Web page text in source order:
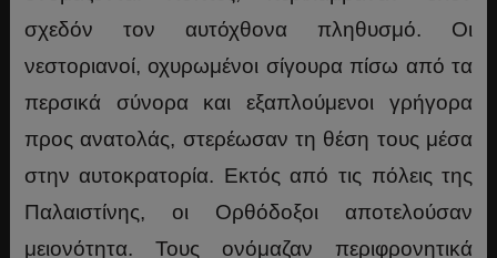
σχεδόν τον αυτόχθονα πληθυσμό. Οι
νεστοριανοί, οχυρωμένοι σίγουρα πίσω από τα
περσικά σύνορα και εξαπλούμενοι γρήγορα
προς ανατολάς, στερέωσαν τη θέση τους μέσα
στην αυτοκρατορία. Εκτός από τις πόλεις της
Παλαιστίνης, οι Ορθόδοξοι αποτελούσαν
μειονότητα. Τους ονόμαζαν περιφρονητικά